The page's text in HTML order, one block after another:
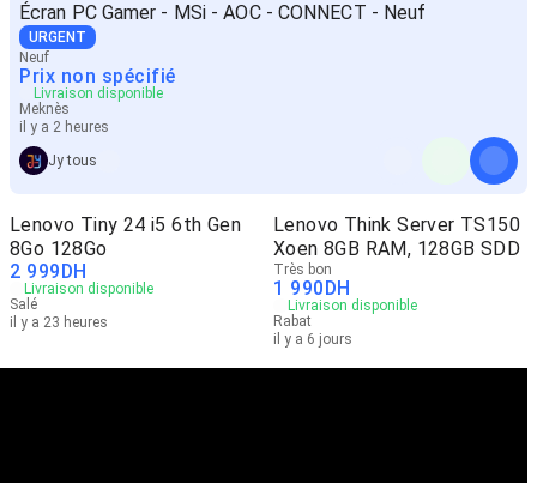
Écran PC Gamer - MSi - AOC - CONNECT - Neuf
URGENT
Neuf
Prix non spécifié
Livraison disponible
Meknès
il y a 2 heures
Jy tous
Lenovo Tiny 24 i5 6th Gen
8Go 128Go
2 999DH
Livraison disponible
Salé
il y a 23 heures
Lenovo Think Server TS150
Xoen 8GB RAM, 128GB SDD
Très bon
1 990DH
Livraison disponible
Rabat
il y a 6 jours